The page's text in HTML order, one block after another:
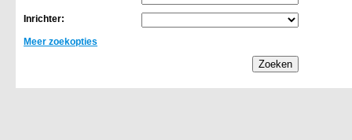
Inrichter:
Meer zoekopties